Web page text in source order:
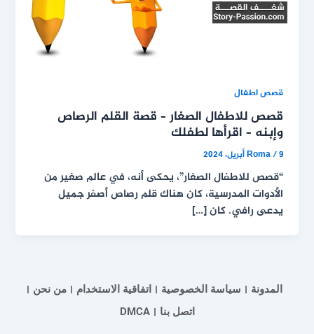
قصص اطفال
قصص للاطفال الصغار – قصة القلم الرصاص
وإبنه – اقرأها لطفلك
Roma/9 أبريل، 2024
“قصص للاطفال الصغار”، يحكى أنه، في عالم صغير من
الأدوات المدرسية، كان هناك قلم رصاص أصفر جميل
يدعى رافي. كان […]
المدونة سياسة الخصوصية اتفاقية الاستخدام
من نحن
اتصل بنا
DMCA